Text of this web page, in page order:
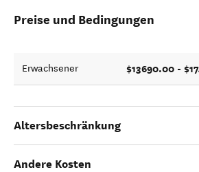
Preise und Bedingungen
Erwachsener $13690.00 -
Altersbeschränkung
Andere Kosten